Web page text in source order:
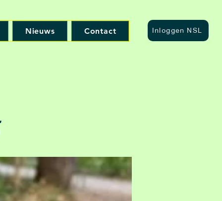
Nieuws Contact Inloggen NSL